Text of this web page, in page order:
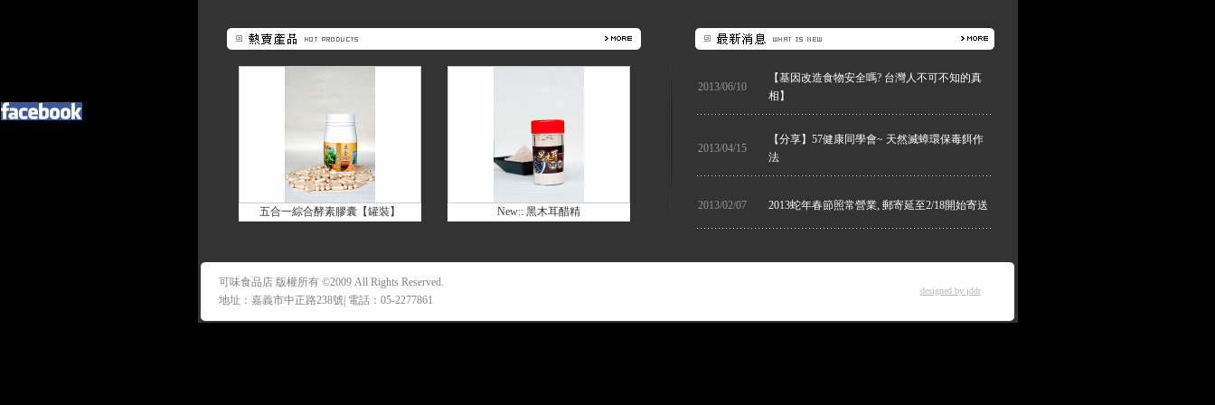
五合一綜合酵素膠囊【罐裝】 New:: 黑木耳醋精
2013/06/10
【基因改造食物安全嗎? 台灣人不可不知的真
相】
2013/04/15
【分享】57健康同學會~ 天然滅蟑環保毒餌作
法
2013/02/07 2013蛇年春節照常營業, 郵寄延至2/18開始寄送
可味食品店 版權所有 ©2009 All Rights Reserved.
地址：嘉義市中正路238號| 電話：05-2277861
designed by jddt